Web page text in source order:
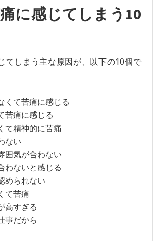
に感じてしまう10
てしまう主な原因が、以下の10個で
くて苦痛に感じる
苦痛に感じる
て精神的に苦痛
ない
囲気が合わない
わないと感じる
められない
て苦痛
高すぎる
事だから